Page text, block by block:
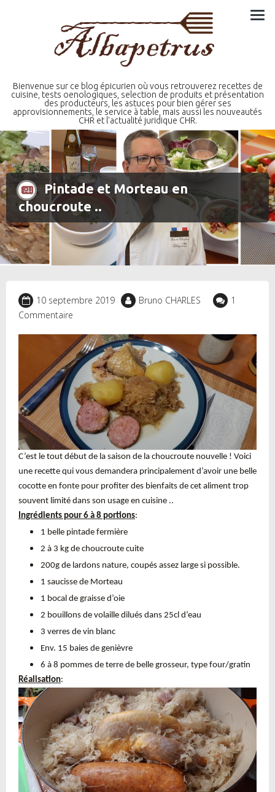
Bienvenue sur ce blog épicurien où vous retrouverez recettes de
cuisine, tests oenologiques, selection de produits et présentation
des producteurs, les astuces pour bien gérer ses
approvisionnements, le service à table, mais aussi les nouveautés
CHR et l'actualité juridique CHR.
Pintade et Morteau en
choucroute ..
10 septembre 2019 Bruno CHARLES
1
Commentaire
C’est le tout début de la saison de la choucroute nouvelle ! Voici
une recette qui vous demandera principalement d’avoir une belle
cocotte en fonte pour profiter des bienfaits de cet aliment trop
souvent limité dans son usage en cuisine ..
Ingrédients pour 6 à 8 portions:
1 belle pintade fermière
2 à 3 kg de choucroute cuite
200g de lardons nature, coupés assez large si possible.
1 saucisse de Morteau
1 bocal de graisse d’oie
2 bouillons de volaille dilués dans 25cl d’eau
3 verres de vin blanc
Env. 15 baies de genièvre
6 à 8 pommes de terre de belle grosseur, type four/gratin
Réalisation: